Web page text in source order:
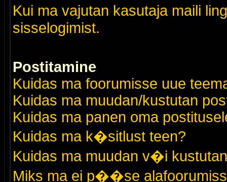
Kui ma vajutan kasutaja maili
sisselogimist.
Postitamine
Kuidas ma foorumisse uue
Kuidas ma muudan/kustutan
Kuidas ma panen oma
Kuidas ma k�sitlust teen?
Kuidas ma muudan v�i
Miks ma ei p��se